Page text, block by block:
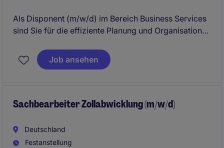
Als Disponent (m/w/d) im Bereich Business Services
sind Sie für die effiziente Planung und Organisation
Echterdingen sorgen Sie für einen reibungslosen
Ablauf und tragen maßgeblich zum Erfolg des
Job ansehen
Sachbearbeiter Zollabwicklung (m/w/d)
Deutschland
Festanstellung